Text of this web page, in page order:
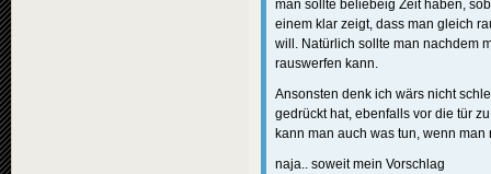
man sollte beliebeig Zeit haben,
einem klar zeigt, dass man gleich
will. Natürlich sollte man nachdem
rauswerfen kann.
Ansonsten denk ich wärs nicht
gedrückt hat, ebenfalls vor die tür
kann man auch was tun, wenn
naja.. soweit mein Vorschlag